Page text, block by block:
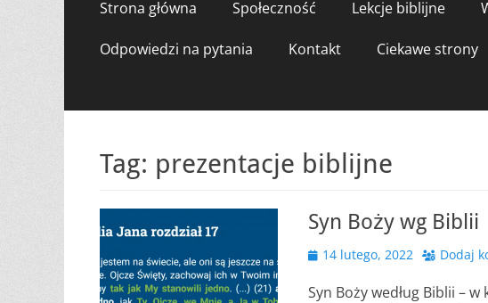
zawartości
Strona główna Społeczność Lekcje biblijne
Odpowiedzi na pytania Kontakt Ciekawe strony
Tag: prezentacje biblijne
Syn Boży wg Biblii
Opublikowano
14 lutego, 2022 Dodaj
Syn Boży według Biblii –